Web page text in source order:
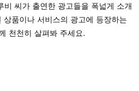
비 씨가 출연한 광고들을 폭넓게 소개
상품이나 서비스의 광고에 등장하는
천천히 살펴봐 주세요.